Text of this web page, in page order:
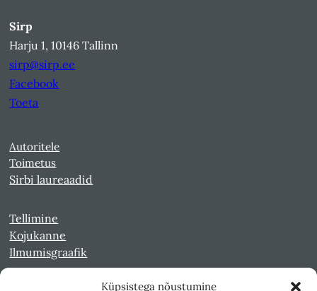
Küpsistega nõustumine
Sirp
Harju 1, 10146 Tallinn
sirp@sirp.ee
Facebook
Toeta
Autoritele
Toimetus
Sirbi laureaadid
Tellimine
Kojukanne
Ilmumisgraafik